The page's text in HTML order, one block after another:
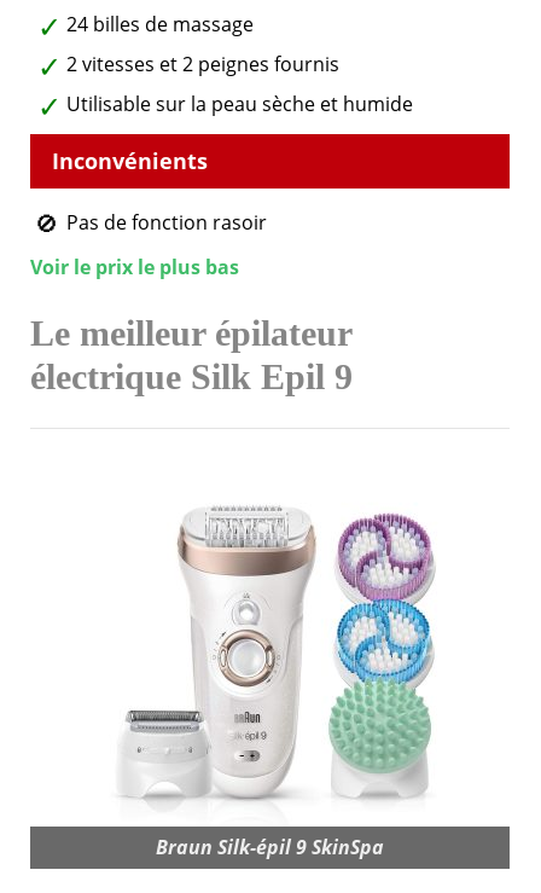
24 billes de massage
2 vitesses et 2 peignes fournis
Utilisable sur la peau sèche et humide
Pas de fonction rasoir
Voir le prix le plus bas
Le meilleur épilateur
électrique Silk Epil 9
Braun Silk-épil 9 SkinSpa